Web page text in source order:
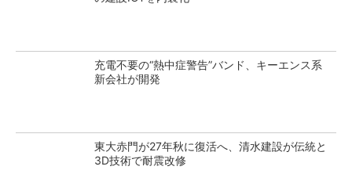
充電不要の“熱中症警告”バンド、キーエンス系
新会社が開発
東大赤門が27年秋に復活へ、清水建設が伝統と
3D技術で耐震改修